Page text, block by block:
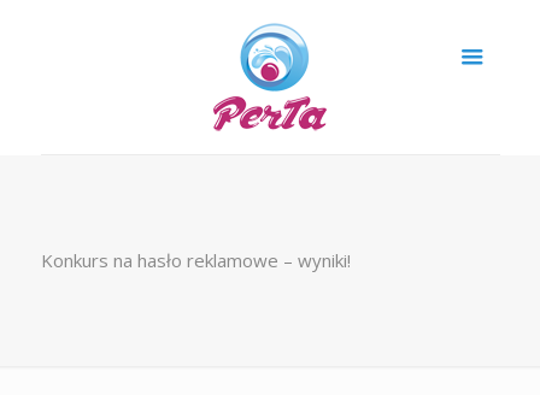
Konkurs na hasło reklamowe – wyniki!